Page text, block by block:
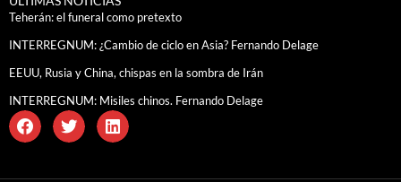
Teherán: el funeral como pretexto
INTERREGNUM: ¿Cambio de ciclo en Asia? Fernando Delage
EEUU, Rusia y China, chispas en la sombra de Irán
INTERREGNUM: Misiles chinos. Fernando Delage